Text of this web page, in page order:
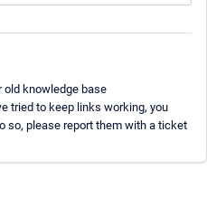
knowledge base
tried to keep links working, you
so, please report them with a ticket